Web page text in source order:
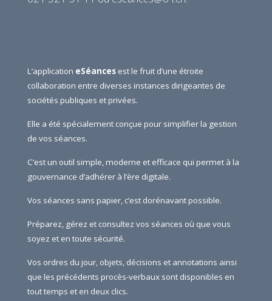
L’application eSéances est le fruit d’une étroite
collaboration entre diverses instances dirigeantes de
sociétés publiques et privées.
Elle a été spécialement conçue pour simplifier la gestion
de vos séances.
C’est un outil simple, moderne et efficace qui permet à la
gouvernance d’adhérer à l’ère digitale.
Vos séances sans papier, c’est dorénavant possible.
Préparez, gérez et consultez vos séances où que vous
soyez et en toute sécurité.
Vos ordres du jour, objets, décisions et annotations ainsi
que les précédents procès-verbaux sont disponibles en
tout temps et en deux clics.